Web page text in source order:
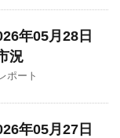
年05月28日
況
ポート
年05月27日